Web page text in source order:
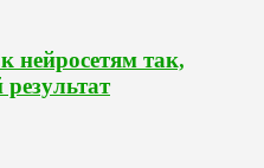
нейросетям так,